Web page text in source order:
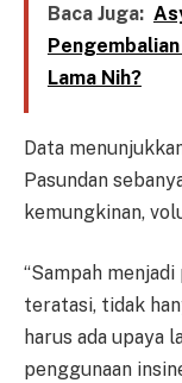
Baca Juga:
Lama Nih?
Data
Pasundan
kemungkinan,
“Sampah
teratasi, tidak
harus ada upaya
penggunaan